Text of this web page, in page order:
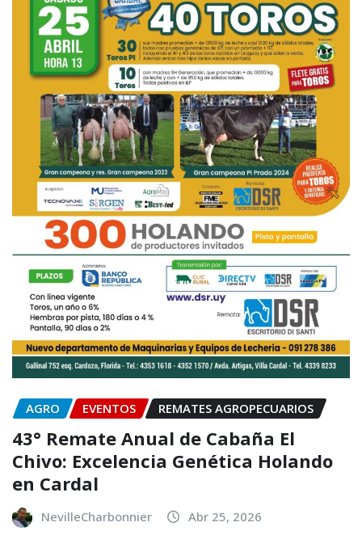
AGRO EVENTOS REMATES AGROPECUARIOS
43° Remate Anual de Cabaña El
Chivo: Excelencia Genética Holando
en Cardal
NevilleCharbonnier Abr 25, 2026